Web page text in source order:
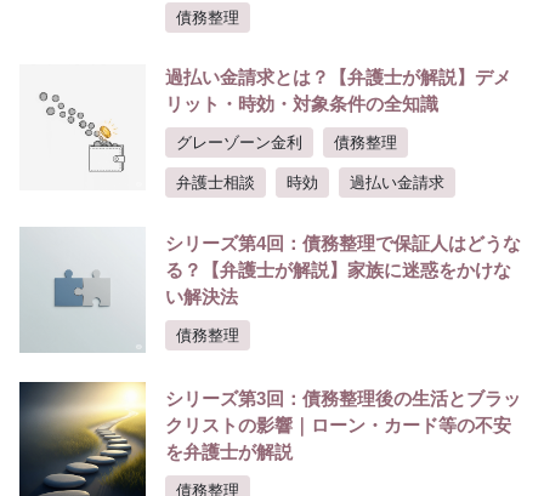
債務整理
過払い金請求とは？【弁護士が解説】デメ
リット・時効・対象条件の全知識
グレーゾーン金利 債務整理
弁護士相談 時効 過払い金請求
シリーズ第4回：債務整理で保証人はどうな
る？【弁護士が解説】家族に迷惑をかけな
い解決法
債務整理
シリーズ第3回：債務整理後の生活とブラッ
クリストの影響｜ローン・カード等の不安
を弁護士が解説
債務整理